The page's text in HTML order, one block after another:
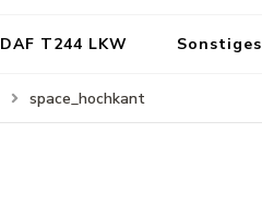
DAF T244 LKW Sonstiges
space_hochkant